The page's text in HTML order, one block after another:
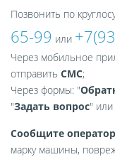
Позвонить по
65-99 или
Через мобильное
отправить СМС;
Через формы: "
"Задать вопрос" или
Сообщите
марку машины,